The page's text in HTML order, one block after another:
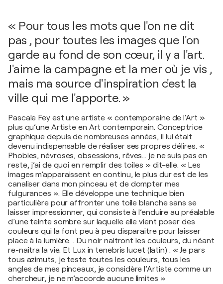
« Pour tous les mots que l'on ne dit
pas , pour toutes les images que l'on
garde au fond de son cœur, il y a l'art.
J'aime la campagne et la mer où je vis ,
mais ma source d'inspiration c'est la
ville qui me l'apporte. »
Pascale Fey est une artiste « contemporaine de l'Art »
plus qu’une Artiste en Art contemporain. Conceptrice
graphique depuis de nombreuses années, il lui était
devenu indispensable de réaliser ses propres délires. «
Phobies, névroses, obsessions, rêves... je ne suis pas en
reste, j’ai de quoi en remplir des toiles » dit-elle. « Les
images m’apparaissent en continu, le plus dur est de les
canaliser dans mon pinceau et de dompter mes
fulgurances ». Elle développe une technique bien
particulière pour affronter une toile blanche sans se
laisser impressionner, qui consiste à l’enduire au préalable
d’une teinte sombre sur laquelle elle vient poser des
couleurs qui la font peu à peu disparaitre pour laisser
place à la lumière. . Du noir naitront les couleurs, du néant
re-naitra la vie. Et Lux in tenebris lucet (latin) . « Je pars
tous azimuts, je teste toutes les couleurs, tous les
angles de mes pinceaux, je considère l’Artiste comme un
chercheur, je ne m’accorde aucune limites »